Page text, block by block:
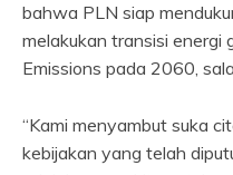
bahwa PLN siap
melakukan transisi energi
Emissions pada 2060,
“Kami menyambut suka
kebijakan yang telah